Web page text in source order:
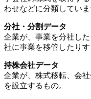
わせなどに分類していま
分社・分割データ
企業が、事業を分社し
社に事業を移管したりす
持株会社データ
企業が、株式移転、会
を設立するもの。